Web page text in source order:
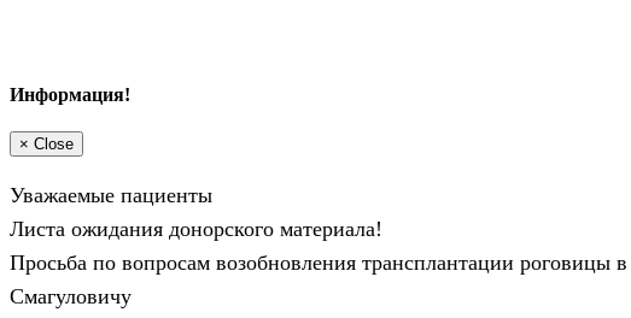
Информация!
× Close
Уважаемые пациенты
Листа ожидания донорского материала!
Просьба по вопросам возобновления трансплантации
Смагуловичу